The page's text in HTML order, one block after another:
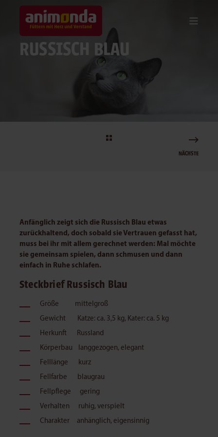
RUSSISCH BLAU
NÄCHSTE
Anfänglich zeigt sich die Russisch Blau etwas
zurückhaltend, doch sobald sie Vertrauen gefasst hat,
muss bei ihr mit allem gerechnet werden: Mal möchte
sie gemeinsam spielen, dann schmusen und dann
einfach in Ruhe schlafen.
Steckbrief Russisch Blau
Größe mittelgroß
Gewicht Katze: ca. 3,5 kg, Kater: ca. 5 kg
Herkunft Russland
Körperbau langgezogen, elegant
Felllänge kurz
Fellfarbe blaugrau
Fellpflege gering
Verhalten ruhig, verspielt
Charakter anhänglich, eigensinnig